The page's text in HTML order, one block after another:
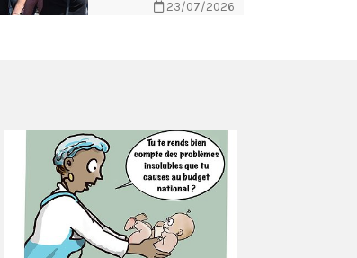
23/07/2026